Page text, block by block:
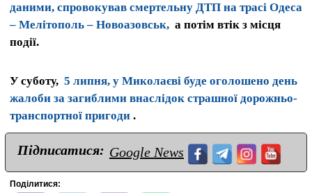
даними, спровокував смертельну ДТП на трасі Одеса
– Мелітополь – Новоазовськ, а потім втік з місця
події.
У суботу, 5 липня, у Миколаєві буде оголошено день
жалоби за загиблими внаслідок страшної дорожньо-
транспортної пригоди .
Підписатися: Google News
Поділитися: